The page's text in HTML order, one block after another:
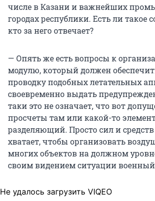
числе в Казани и важнейших
городах республики. Есть ли такое
кто за него отвечает?
— Опять же есть вопросы к
модулю, который должен
проводку подобных летательных
своевременно выдать
таки это не означает, что вот
просчеты там или какой-то
разделяющий. Просто сил и
хватает, чтобы организовать
многих объектов на должном
своим видением ситуации военный
Не удалось загрузить VIQEO